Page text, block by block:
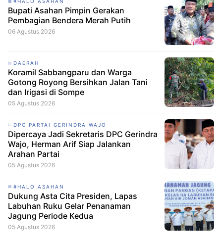
Bupati Asahan Pimpin Gerakan
Pembagian Bendera Merah Putih
06 Agustus 2026
DAERAH
Koramil Sabbangparu dan Warga
Gotong Royong Bersihkan Jalan Tani
dan Irigasi di Sompe
05 Agustus 2026
DPC PARTAI GERINDRA WAJO
Dipercaya Jadi Sekretaris DPC Gerindra
Wajo, Herman Arif Siap Jalankan
Arahan Partai
05 Agustus 2026
#HALO ASAHAN
Dukung Asta Cita Presiden, Lapas
Labuhan Ruku Gelar Penanaman
Jagung Periode Kedua
05 Agustus 2026